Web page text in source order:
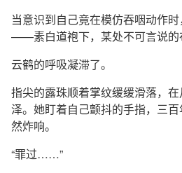
当意识到自己竟在模仿吞咽动作
——素白道袍下，某处不可言说的
云鹤的呼吸凝滞了。
指尖的露珠顺着掌纹缓缓滑落，
泽。她盯着自己颤抖的手指，三
然炸响。
“罪过……”